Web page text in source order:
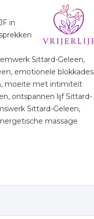
in
Sittard-Geleen,
emotionele blokkades
moeite met intimiteit
ontspannen lijf Sittard-
Sittard-Geleen,
massage